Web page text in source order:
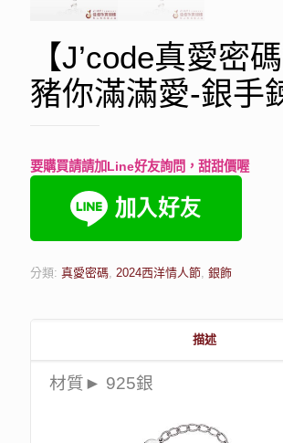
【J’code真愛密
豬你滿滿愛-銀手
要購買請請加Line好友詢問，甜甜價喔
分類: 真愛密碼, 2024西洋情人節, 銀飾
描述
材質► 925銀